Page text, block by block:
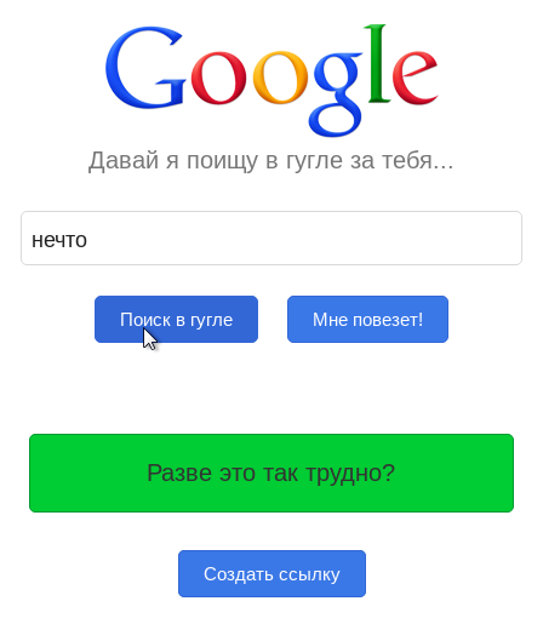
Давай я поищу в гугле за тебя...
Поиск в гугле Мне повезет!
Разве это так трудно?
Создать ссылку